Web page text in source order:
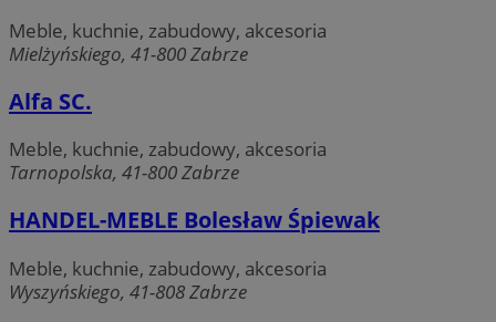
Meble, kuchnie, zabudowy, akcesoria
Mielżyńskiego, 41-800 Zabrze
Alfa SC.
Meble, kuchnie, zabudowy, akcesoria
Tarnopolska, 41-800 Zabrze
HANDEL-MEBLE Bolesław Śpiewak
Meble, kuchnie, zabudowy, akcesoria
Wyszyńskiego, 41-808 Zabrze